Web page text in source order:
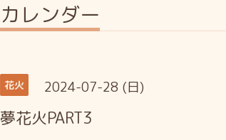
カレンダー
花火 2024-07-28 (日)
夢花火PART3